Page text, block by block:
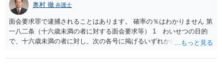
奥村 徹 弁護士
面会要求罪で逮捕されることはあります。 確率の％はわかりません 第
一八二条（十六歳未満の者に対する面会要求等） 1 わいせつの目的
で、十六歳未満の者に対し、次の各号に掲げるいずれかの行為をした
が生まれた日より五年以上前の日に生まれた者に限る。）は、一年以